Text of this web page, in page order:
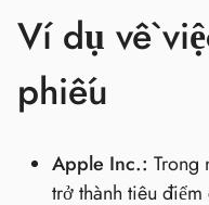
Ví dụ về
phiếu
Apple Inc.: Trong
trở thành tiêu